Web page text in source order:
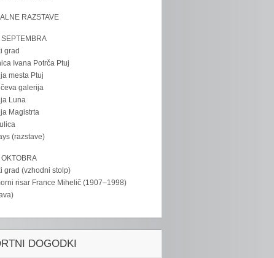
RAZSTAVE
SEPTEMBRA
grad
Ivana Potrča Ptuj
mesta Ptuj
galerija
Luna
Magistrta
(razstave)
OKTOBRA
grad (vzhodni stolp)
risar France Mihelič (1907–1998)
DOGODKI